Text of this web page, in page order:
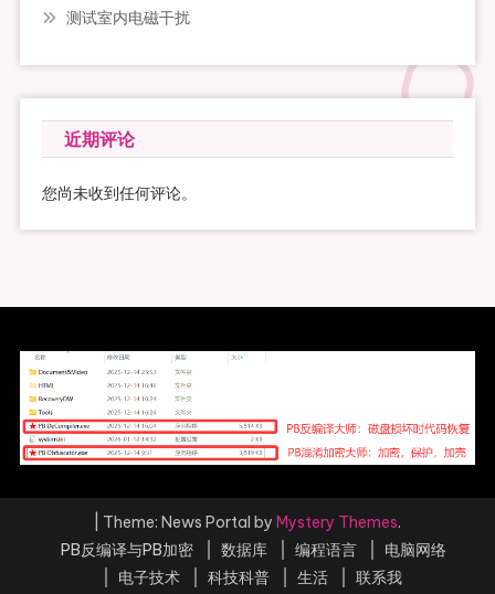
测试室内电磁干扰
近期评论
您尚未收到任何评论。
Theme: News Portal by Mystery Themes.
PB反编译与PB加密
数据库 编程语言
电脑网络
电子技术
科技科普 生活 联系我